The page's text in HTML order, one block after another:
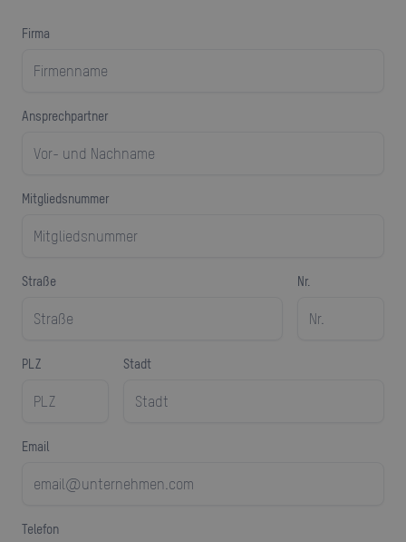
Firma
Ansprechpartner
Mitgliedsnummer
Straße Nr.
PLZ Stadt
Email
Telefon